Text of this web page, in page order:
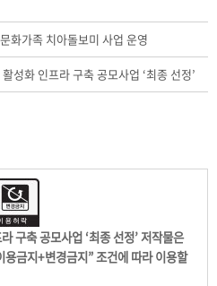
화가족 치아돌보미 사업 운영
성화 인프라 구축 공모사업 ‘최종 선정’
구축 공모사업 ‘최종 선정’ 저작물은
금지+변경금지” 조건에 따라 이용할